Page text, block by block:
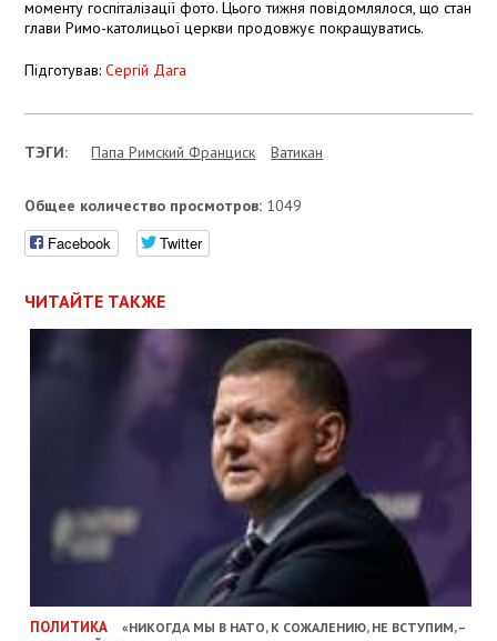
моменту госпіталізації фото. Цього тижня повідомлялося, що стан
глави Римо-католицьої церкви продовжує покращуватись.
Підготував:Сергій Дага
ТЭГИ: Папа Римский Франциск Ватикан
Общее количество просмотров: 1049
Facebook Twitter
ЧИТАЙТЕ ТАКЖЕ
ПОЛИТИКА
«НИКОГДА МЫ В НАТО, К СОЖАЛЕНИЮ, НЕ ВСТУПИМ, –